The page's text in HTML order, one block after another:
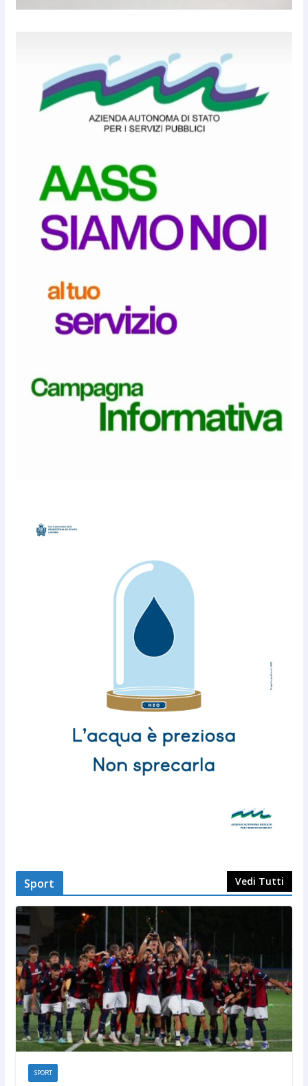
Sport Vedi Tutti
SPORT